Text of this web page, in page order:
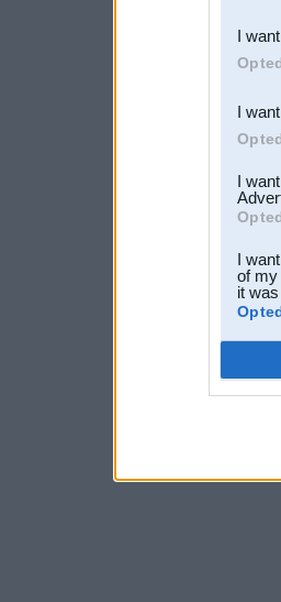
third
I
I
I
I
of my
it